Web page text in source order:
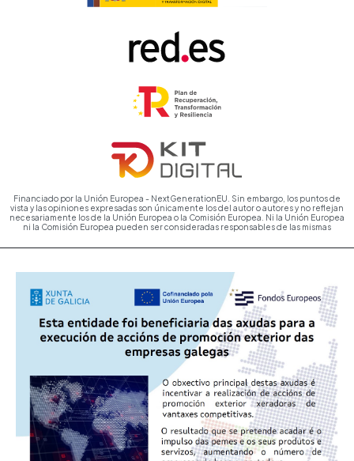
Financiado por la Unión Europea - NextGenerationEU. Sin embargo, los puntos de
vista y las opiniones expresadas son únicamente los del autor o autores y no reflejan
necesariamente los de la Unión Europea o la Comisión Europea. Ni la Unión Europea
ni la Comisión Europea pueden ser consideradas responsables de las mismas